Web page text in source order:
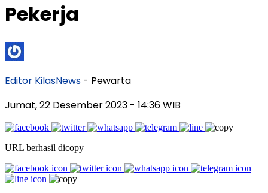
Pekerja
Editor KilasNews - Pewarta
Jumat, 22 Desember 2023 - 14:36 WIB
URL berhasil dicopy